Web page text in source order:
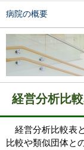
病院の概要
経営分析比
経営分析比較表
比較や類似団体と